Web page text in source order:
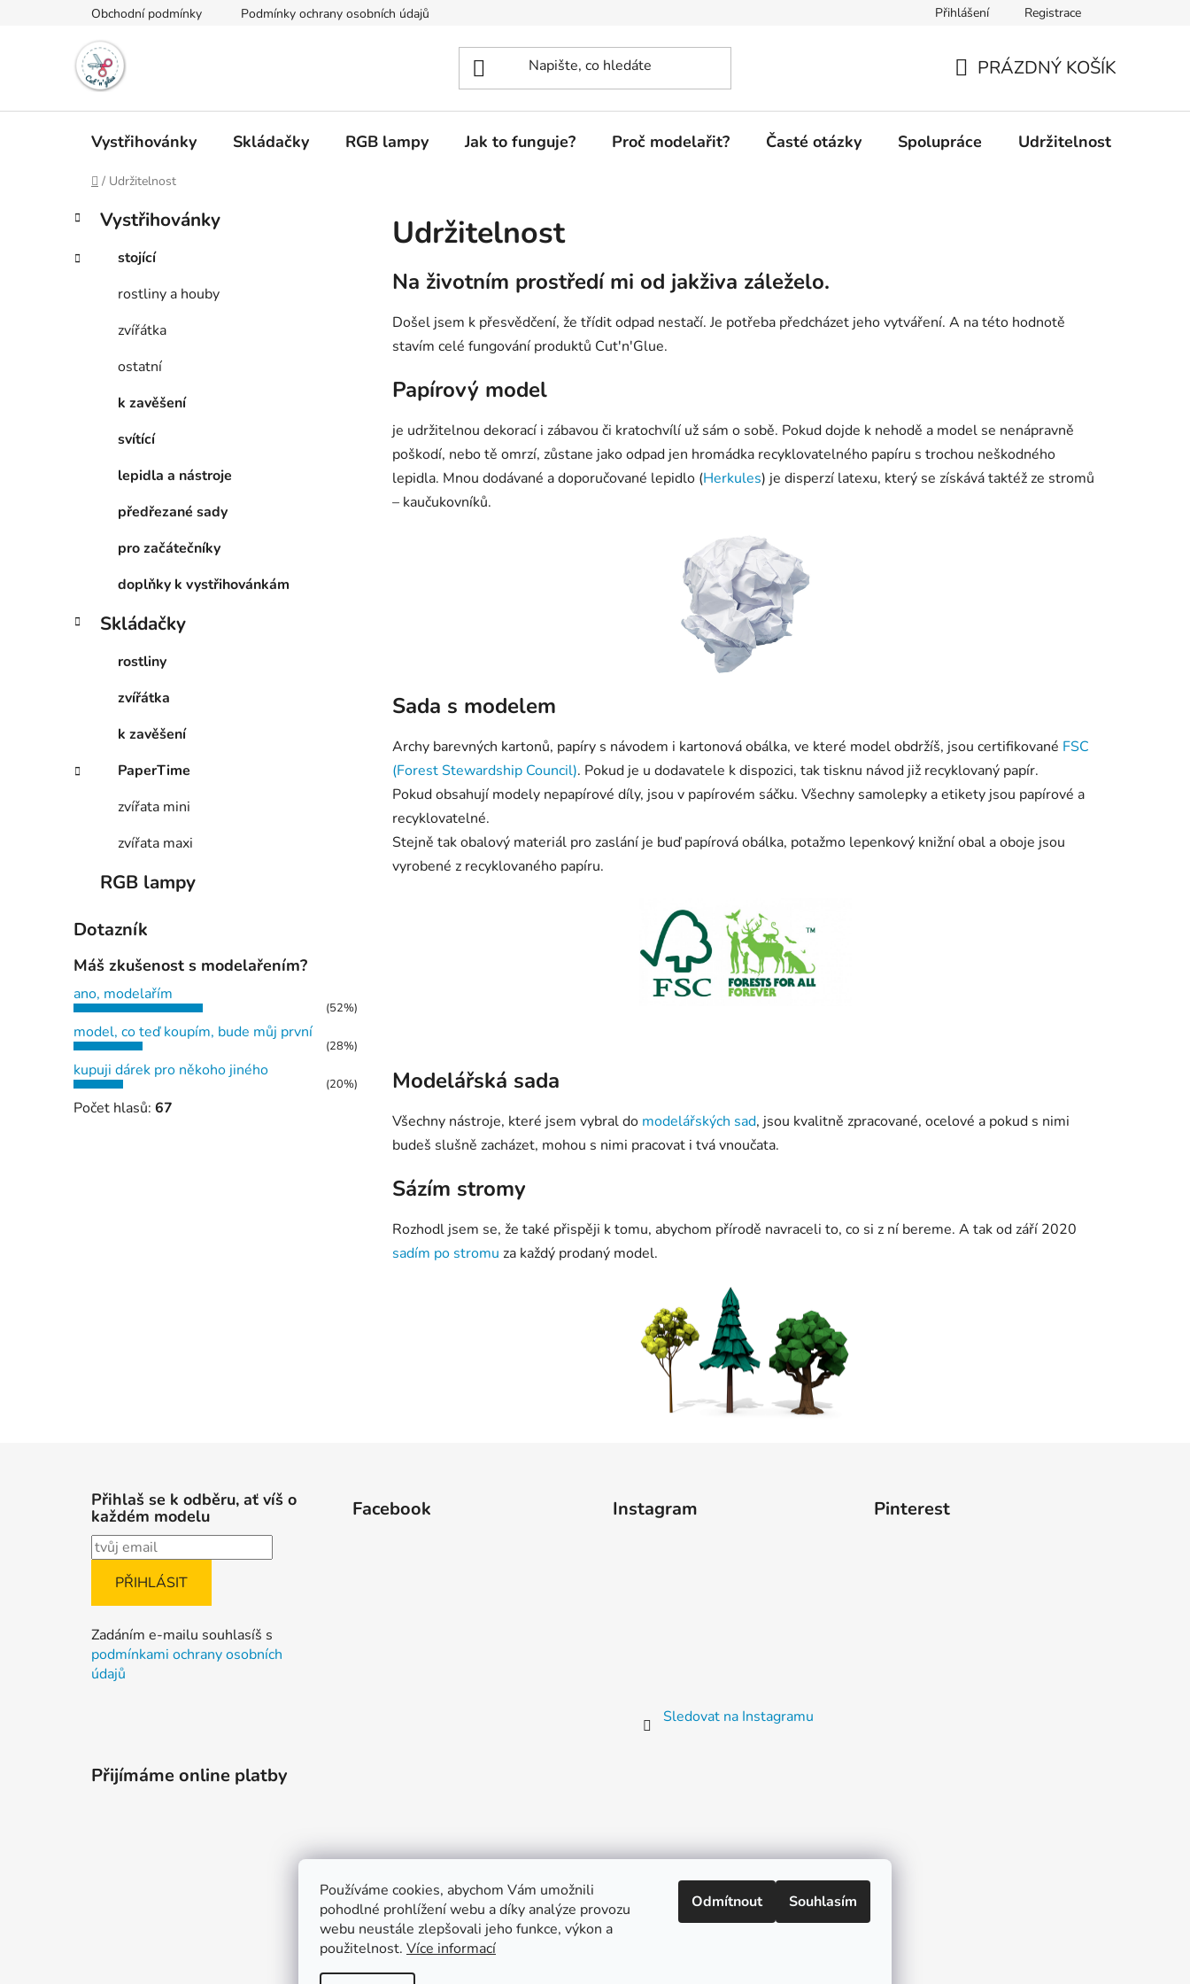
Používáme cookies, abychom Vám umožnili
pohodlné prohlížení webu a díky analýze provozu
webu neustále zlepšovali jeho funkce, výkon a
použitelnost. Více informací
Odmítnout Souhlasím
Obchodní podmínky Podmínky ochrany osobních údajů Přihlášení Registrace
KOŠÍK
PRÁZDNÝ KOŠÍK
Vystřihovánky Skládačky RGB lampy Jak to funguje? Proč modelařit? Časté otázky Spolupráce Udržitelnost
Domů
/ Udržitelnost
P
s
Přeskočit
kategorie
K
a
e
Vystřihovánky
stojící
rostliny a houby
zvířátka
ostatní
k zavěšení
svítící
lepidla a nástroje
předřezané sady
pro začátečníky
doplňky k vystřihovánkám
Skládačky
rostliny
zvířátka
k zavěšení
PaperTime
zvířata mini
zvířata maxi
RGB lampy
Dotazník
Máš zkušenost s modelařením?
ano, modelařím
(52%)
model, co teď koupím, bude můj první
(28%)
kupuji dárek pro někoho jiného
(20%)
Počet hlasů: 67
Udržitelnost
Na životním prostředí mi od jakživa záleželo.
Došel jsem k přesvědčení, že třídit odpad nestačí. Je potřeba předcházet jeho vytváření. A na této hodnotě
stavím celé fungování produktů Cut'n'Glue.
Papírový model
je udržitelnou dekorací i zábavou či kratochvílí už sám o sobě. Pokud dojde k nehodě a model se nenápravně
poškodí, nebo tě omrzí, zůstane jako odpad jen hromádka recyklovatelného papíru s trochou neškodného
lepidla. Mnou dodávané a doporučované lepidlo (Herkules) je disperzí latexu, který se získává taktéž ze stromů
– kaučukovníků.
Sada s modelem
Archy barevných kartonů, papíry s návodem i kartonová obálka, ve které model obdržíš, jsou certifikované FSC
(Forest Stewardship Council). Pokud je u dodavatele k dispozici, tak tisknu návod již recyklovaný papír.
Pokud obsahují modely nepapírové díly, jsou v papírovém sáčku. Všechny samolepky a etikety jsou papírové a
recyklovatelné.
Stejně tak obalový materiál pro zaslání je buď papírová obálka, potažmo lepenkový knižní obal a oboje jsou
vyrobené z recyklovaného papíru.
Modelářská sada
Všechny nástroje, které jsem vybral do modelářských sad, jsou kvalitně zpracované, ocelové a pokud s nimi
budeš slušně zacházet, mohou s nimi pracovat i tvá vnoučata.
Sázím stromy
Rozhodl jsem se, že také přispěji k tomu, abychom přírodě navraceli to, co si z ní bereme. A tak od září 2020
sadím po stromu za každý prodaný model.
Přihlaš se k odběru, ať víš o
každém modelu
Zadáním e-mailu souhlasíš s
podmínkami ochrany osobních
údajů
Facebook Instagram
Sledovat na Instagramu
Pinterest
Přijímáme online platby
Instagram TikTok YouTube Facebook Etsy